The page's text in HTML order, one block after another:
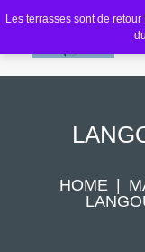
Les terrasses sont de
HOME